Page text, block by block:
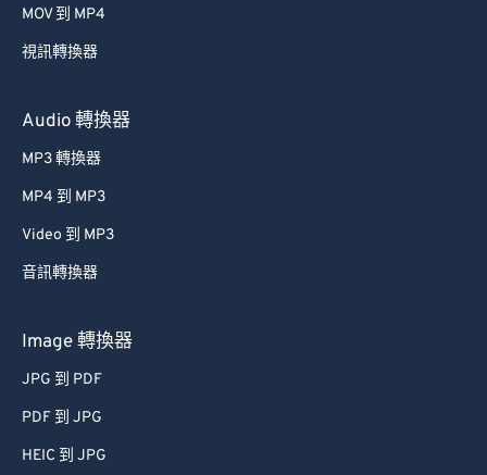
MOV 到 MP4
視訊轉換器
Audio 轉換器
MP3 轉換器
MP4 到 MP3
Video 到 MP3
音訊轉換器
Image 轉換器
JPG 到 PDF
PDF 到 JPG
HEIC 到 JPG